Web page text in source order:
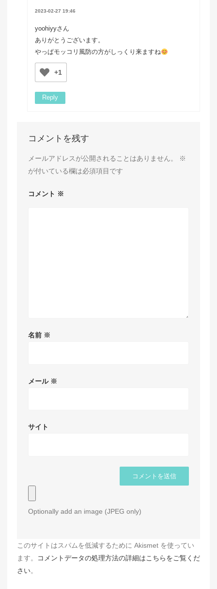
2023-02-27 19:46
yoohiyyさん
ありがとうございます。
やっぱモッコリ風防の方がしっくり来ますね
+1
Reply
コメントを残す
メールアドレスが公開されることはありません。
※
が付いている欄は必須項目です
コメント ※
名前 ※
メール ※
サイト
Optionally add an image (JPEG only)
このサイトはスパムを低減するために Akismet を使ってい
ます。
コメントデータの処理方法の詳細はこちらをご覧くだ
さい。